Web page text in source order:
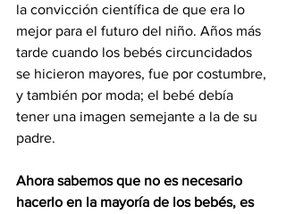
la convicción científica de que era lo
mejor para el futuro del niño. Años más
tarde cuando los bebés circuncidados
se hicieron mayores, fue por costumbre,
y también por moda; el bebé debía
tener una imagen semejante a la de su
padre.
Ahora sabemos que no es necesario
hacerlo en la mayoría de los bebés, es